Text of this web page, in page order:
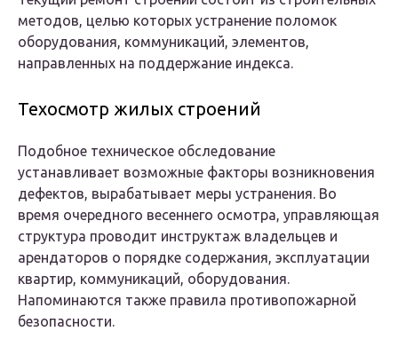
методов, целью которых устранение поломок
оборудования, коммуникаций, элементов,
направленных на поддержание индекса.
Техосмотр жилых строений
Подобное техническое обследование
устанавливает возможные факторы возникновения
дефектов, вырабатывает меры устранения. Во
время очередного весеннего осмотра, управляющая
структура проводит инструктаж владельцев и
арендаторов о порядке содержания, эксплуатации
квартир, коммуникаций, оборудования.
Напоминаются также правила противопожарной
безопасности.